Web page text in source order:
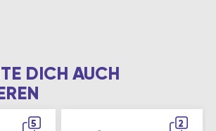
DICH AUCH
5 2